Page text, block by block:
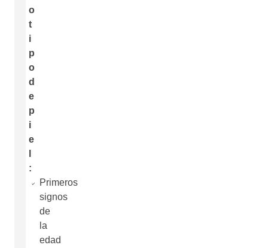
o
t
i
p
o
d
e
p
i
e
:
Primeros
signos
de
la
edad